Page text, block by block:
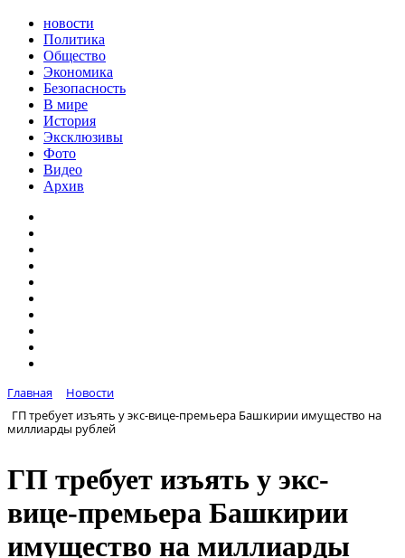
новости
Политика
Общество
Экономика
Безопасность
В мире
История
Эксклюзивы
Фото
Видео
Архив
Главная
Новости
ГП требует изъять у экс-вице-премьера Башкирии имущество на
миллиарды рублей
ГП требует изъять у экс-
вице-премьера Башкирии
имущество на миллиарды